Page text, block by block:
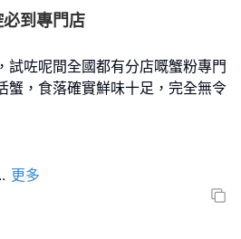
到專門店
試咗呢間全國都有分店嘅蟹粉專門
蟹，食落確實鮮味十足，完全無令
更多